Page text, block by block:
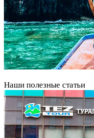
Наши полезные статьи